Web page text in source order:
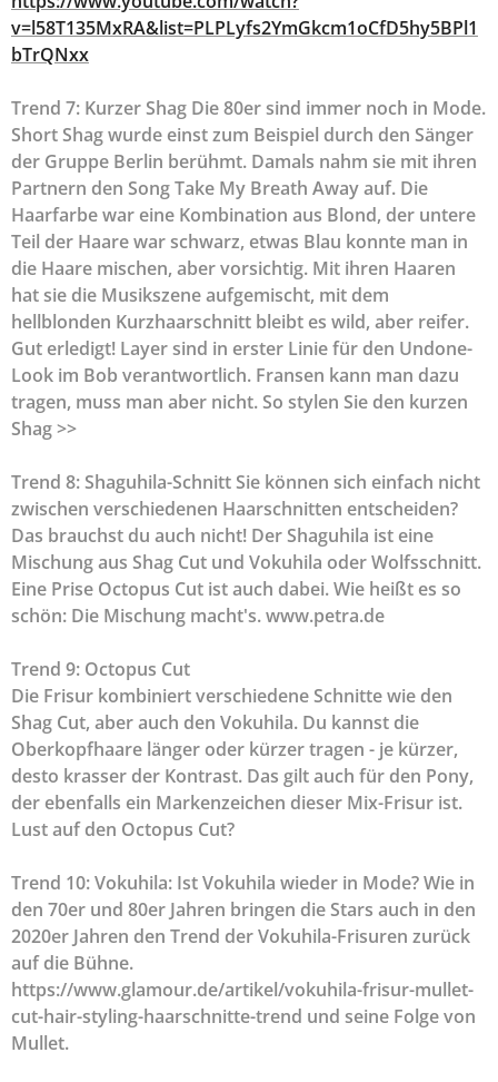
v=l58T135MxRA&list=PLPLyfs2YmGkcm1oCfD5hy5BPl1
bTrQNxx
Trend 7: Kurzer Shag Die 80er sind immer noch in Mode.
Short Shag wurde einst zum Beispiel durch den Sänger
der Gruppe Berlin berühmt. Damals nahm sie mit ihren
Partnern den Song Take My Breath Away auf. Die
Haarfarbe war eine Kombination aus Blond, der untere
Teil der Haare war schwarz, etwas Blau konnte man in
die Haare mischen, aber vorsichtig. Mit ihren Haaren
hat sie die Musikszene aufgemischt, mit dem
hellblonden Kurzhaarschnitt bleibt es wild, aber reifer.
Gut erledigt! Layer sind in erster Linie für den Undone-
Look im Bob verantwortlich. Fransen kann man dazu
tragen, muss man aber nicht. So stylen Sie den kurzen
Shag >>
Trend 8: Shaguhila-Schnitt Sie können sich einfach nicht
zwischen verschiedenen Haarschnitten entscheiden?
Das brauchst du auch nicht! Der Shaguhila ist eine
Mischung aus Shag Cut und Vokuhila oder Wolfsschnitt.
Eine Prise Octopus Cut ist auch dabei. Wie heißt es so
schön: Die Mischung macht's. www.petra.de
Trend 9: Octopus Cut
Die Frisur kombiniert verschiedene Schnitte wie den
Shag Cut, aber auch den Vokuhila. Du kannst die
Oberkopfhaare länger oder kürzer tragen - je kürzer,
desto krasser der Kontrast. Das gilt auch für den Pony,
der ebenfalls ein Markenzeichen dieser Mix-Frisur ist.
Lust auf den Octopus Cut?
Trend 10: Vokuhila: Ist Vokuhila wieder in Mode? Wie in
den 70er und 80er Jahren bringen die Stars auch in den
2020er Jahren den Trend der Vokuhila-Frisuren zurück
auf die Bühne.
https://www.glamour.de/artikel/vokuhila-frisur-mullet-
cut-hair-styling-haarschnitte-trend und seine Folge von
Mullet.